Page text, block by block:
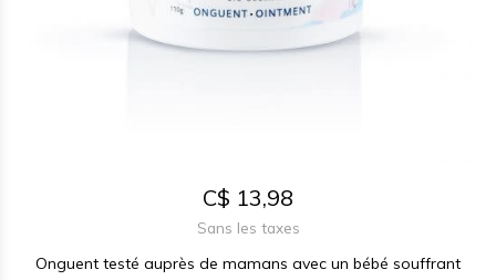
C$ 13,98
Sans les taxes
Onguent testé auprès de mamans avec un bébé souffrant